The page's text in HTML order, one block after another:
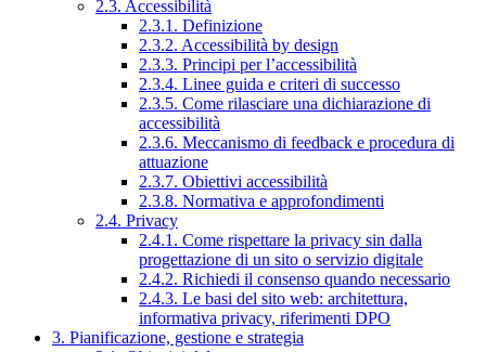
2.3. Accessibilità
2.3.1. Definizione
2.3.2. Accessibilità by design
2.3.3. Principi per l’accessibilità
2.3.4. Linee guida e criteri di successo
2.3.5. Come rilasciare una dichiarazione di
accessibilità
2.3.6. Meccanismo di feedback e procedura di
attuazione
2.3.7. Obiettivi accessibilità
2.3.8. Normativa e approfondimenti
2.4. Privacy
2.4.1. Come rispettare la privacy sin dalla
progettazione di un sito o servizio digitale
2.4.2. Richiedi il consenso quando necessario
2.4.3. Le basi del sito web: architettura,
informativa privacy, riferimenti DPO
3. Pianificazione, gestione e strategia